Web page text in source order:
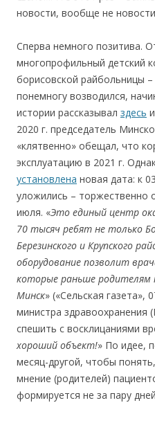
новости, вообще не
Сперва немного позитива.
многопрофильный детский
борисовской райбольницы
понемногу возводился,
истории рассказывал здесь и
2020 г. председатель
«клятвенно» обещал, что
эксплуатацию в 2021 г.
установлена новая дата: к
уложились – торжественно
июля. «Это единый центр
70 тысяч ребят не только
Березинского и Крупского
оборудование позволит
которые раньше родителям
Минск» («Сельская газета»,
министра здравоохранения
спешить с восклицаниями
хороший объект!» По идее,
месяц-другой, чтобы
мнение (родителей)
формируется не за пару